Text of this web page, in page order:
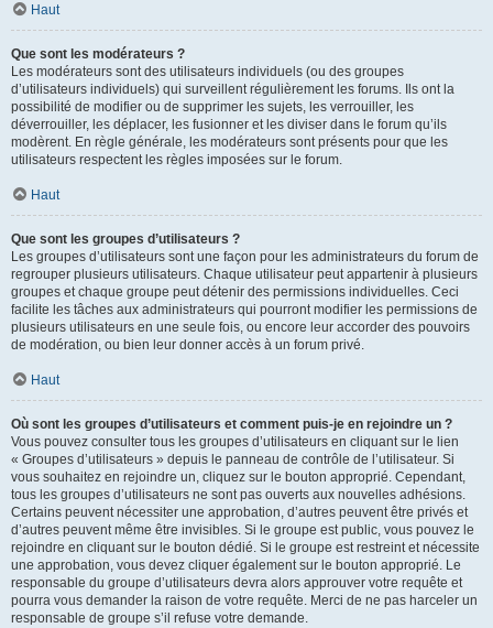
Haut
Que sont les modérateurs ?
Les modérateurs sont des utilisateurs individuels (ou des groupes
d’utilisateurs individuels) qui surveillent régulièrement les forums. Ils ont la
possibilité de modifier ou de supprimer les sujets, les verrouiller, les
déverrouiller, les déplacer, les fusionner et les diviser dans le forum qu’ils
modèrent. En règle générale, les modérateurs sont présents pour que les
utilisateurs respectent les règles imposées sur le forum.
Haut
Que sont les groupes d’utilisateurs ?
Les groupes d’utilisateurs sont une façon pour les administrateurs du forum de
regrouper plusieurs utilisateurs. Chaque utilisateur peut appartenir à plusieurs
groupes et chaque groupe peut détenir des permissions individuelles. Ceci
facilite les tâches aux administrateurs qui pourront modifier les permissions de
plusieurs utilisateurs en une seule fois, ou encore leur accorder des pouvoirs
de modération, ou bien leur donner accès à un forum privé.
Haut
Où sont les groupes d’utilisateurs et comment puis-je en rejoindre un ?
Vous pouvez consulter tous les groupes d’utilisateurs en cliquant sur le lien
« Groupes d’utilisateurs » depuis le panneau de contrôle de l’utilisateur. Si
vous souhaitez en rejoindre un, cliquez sur le bouton approprié. Cependant,
tous les groupes d’utilisateurs ne sont pas ouverts aux nouvelles adhésions.
Certains peuvent nécessiter une approbation, d’autres peuvent être privés et
d’autres peuvent même être invisibles. Si le groupe est public, vous pouvez le
rejoindre en cliquant sur le bouton dédié. Si le groupe est restreint et nécessite
une approbation, vous devez cliquer également sur le bouton approprié. Le
responsable du groupe d’utilisateurs devra alors approuver votre requête et
pourra vous demander la raison de votre requête. Merci de ne pas harceler un
responsable de groupe s’il refuse votre demande.